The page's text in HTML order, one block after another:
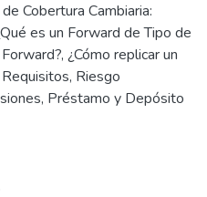
Cobertura Cambiaria:
es un Forward de Tipo de
¿Cómo replicar un
Riesgo
Préstamo y Depósito